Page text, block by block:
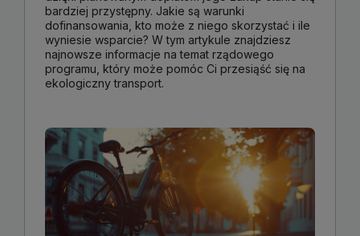
bardziej przystępny. Jakie są warunki
dofinansowania, kto może z niego skorzystać i ile
wyniesie wsparcie? W tym artykule znajdziesz
najnowsze informacje na temat rządowego
programu, który może pomóc Ci przesiąść się na
ekologiczny transport.